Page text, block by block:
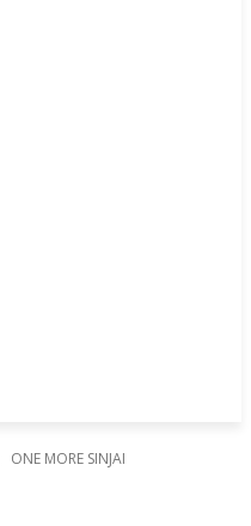
ONE MORE SINJAI